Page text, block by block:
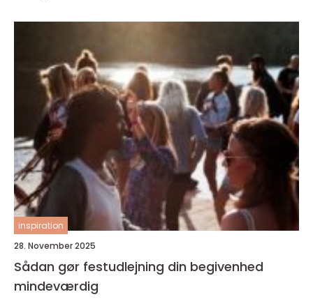
inspiration
28. November 2025
Sådan gør festudlejning din begivenhed
mindeværdig